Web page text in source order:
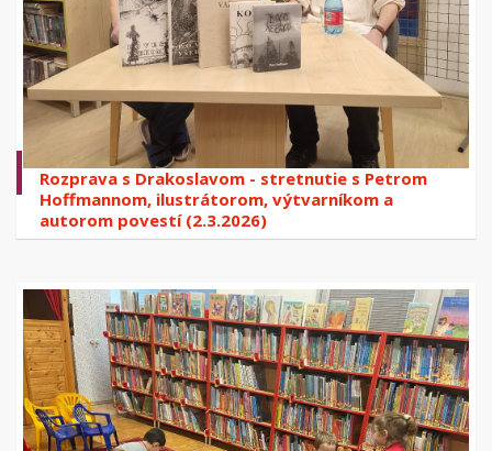
Rozprava s Drakoslavom - stretnutie s Petrom
Hoffmannom, ilustrátorom, výtvarníkom a
autorom povestí (2.3.2026)